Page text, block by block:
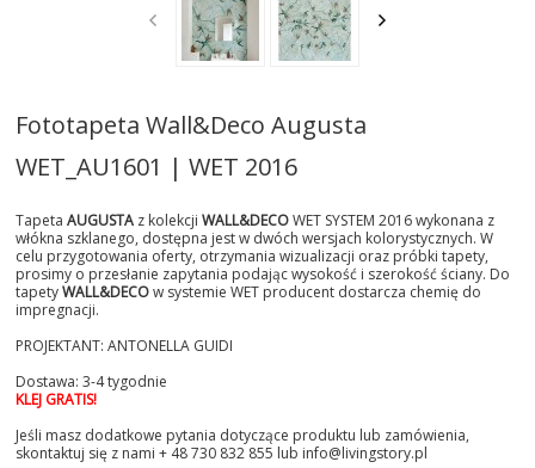
Fototapeta Wall&Deco Augusta
WET_AU1601 | WET 2016
TapetaAUGUSTA z kolekcjiWALL&DECOWET SYSTEM 2016 wykonana z
włókna szklanego, dostępna jest w dwóch wersjach kolorystycznych. W
celu przygotowania oferty, otrzymania wizualizacji oraz próbki tapety,
prosimy o przesłanie zapytania podając wysokość i szerokość ściany. Do
tapetyWALL&DECOw systemie WET producent dostarcza chemię do
impregnacji.
PROJEKTANT: ANTONELLA GUIDI
Dostawa: 3-4 tygodnie
KLEJ GRATIS!
Jeśli masz dodatkowe pytania dotyczące produktu lub zamówienia,
skontaktuj się z nami + 48 730 832 855 lub info@livingstory.pl